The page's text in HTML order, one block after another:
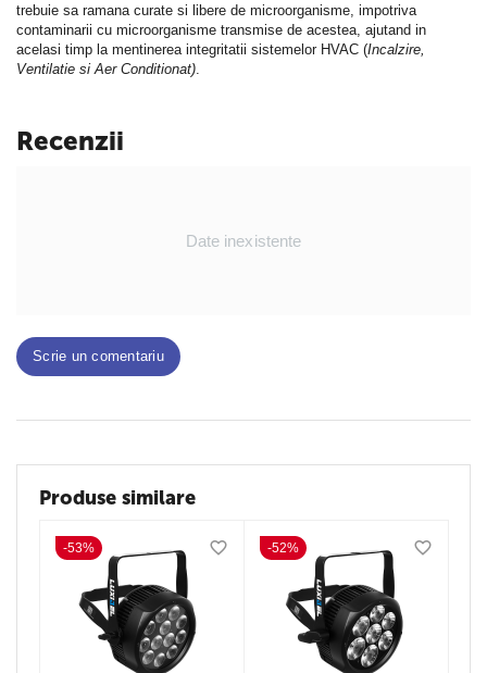
trebuie sa ramana curate si libere de microorganisme, impotriva
contaminarii cu microorganisme transmise de acestea, ajutand in
acelasi timp la mentinerea integritatii sistemelor HVAC (Incalzire,
Ventilatie si Aer Conditionat).
Recenzii
Date inexistente
Scrie un comentariu
Produse similare
-53% -52%